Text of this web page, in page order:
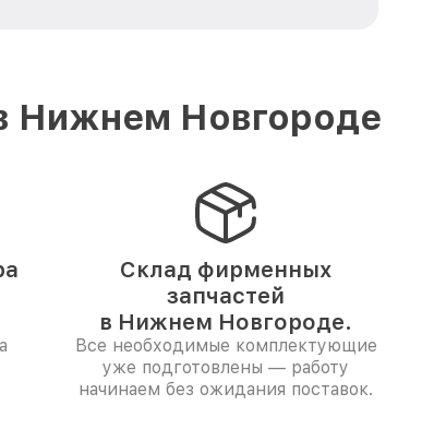
Нижнем Новгороде
Склад фирменных
запчастей
в Нижнем Новгороде.
Все необходимые комплектующие
уже подготовлены — работу
начинаем без ожидания поставок.